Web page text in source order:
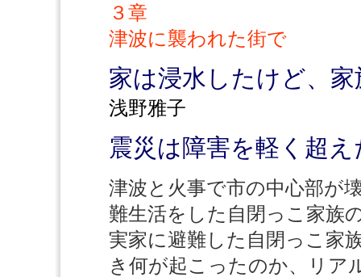
３章
津波に襲われた街で
家は浸水したけど、
浅野雅子
震災は障害を軽く超
津波と火事で市の中心部が
難生活をした自閉っこ家族
実家に避難した自閉っこ家
き何が起こったのか、リア